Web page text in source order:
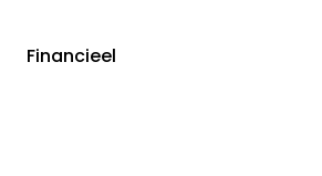
Financieel